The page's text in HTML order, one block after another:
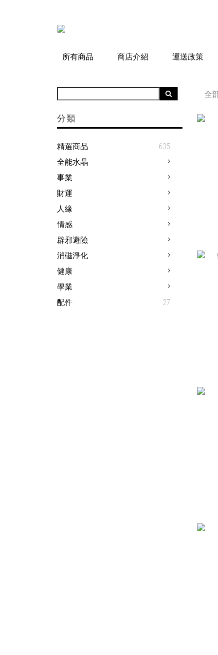
所有商品 商店介紹 運送政策
分類
精選商品
635
全能水晶
事業
財運
人緣
情感
辟邪避險
消磁淨化
健康
學業
配件
27
全